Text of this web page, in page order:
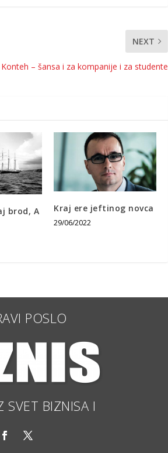
NEXT
Konteh – šansa i za kompanije i za studente
brod, A
Kraj ere jeftinog novca
29/06/2022
PR
KROZ